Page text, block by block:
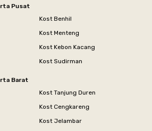
Pusat
Kost Benhil
Kost Menteng
Kost Kebon Kacang
Kost Sudirman
Barat
Kost Tanjung Duren
Kost Cengkareng
Kost Jelambar